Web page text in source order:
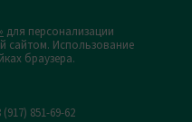
для персонализации
сайтом. Использование
браузера.
851-69-62